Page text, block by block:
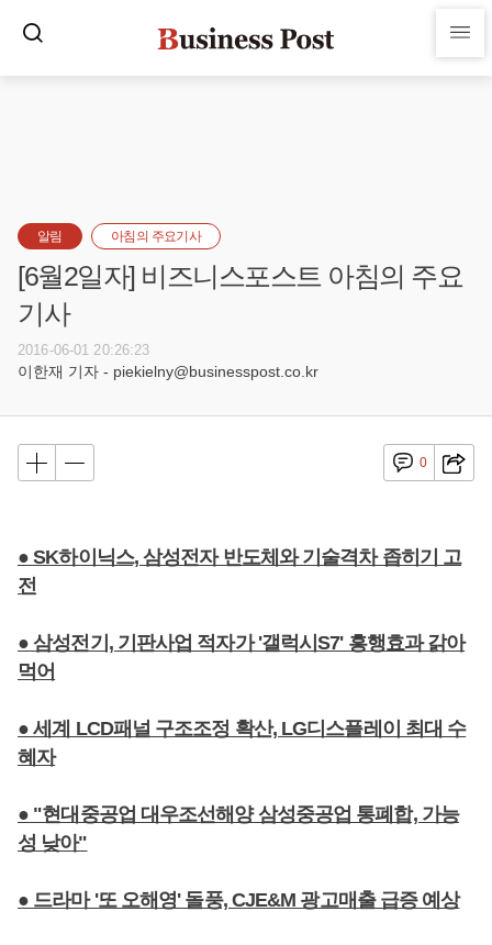
알림 아침의 주요기사
[6월2일자] 비즈니스포스트 아침의 주요
기사
2016-06-01 20:26:23
이한재 기자 - piekielny@businesspost.co.kr
0
● SK하이닉스, 삼성전자 반도체와 기술격차 좁히기 고
전
● 삼성전기, 기판사업 적자가 '갤럭시S7' 흥행효과 갉아
먹어
● 세계 LCD패널 구조조정 확산, LG디스플레이 최대 수
혜자
● "현대중공업 대우조선해양 삼성중공업 통폐합, 가능
성 낮아"
● 드라마 '또 오해영' 돌풍, CJE&M 광고매출 급증 예상